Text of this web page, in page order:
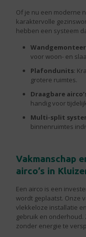
Of je nu een moderne
karaktervolle
hebben een systeem
voor woon- en
Plafondunits:
grotere ruimtes.
Draagbare
handig voor
Multi-split
binnenruimtes
Vakmanschap
airco’s in
Een airco is een
wordt geplaatst. Onze
vlekkeloze installatie
gebruik en onderhoud.
zonder energie te